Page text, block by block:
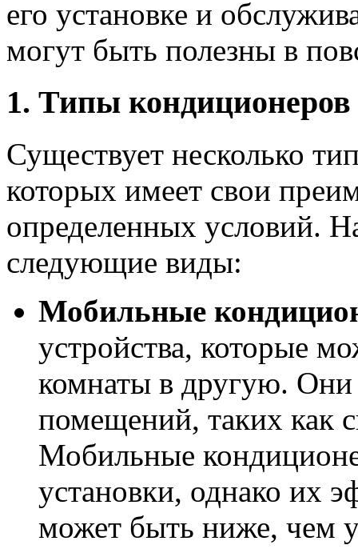
его установке и
могут быть полезны в
1. Типы кондиционеров
Существует несколько
которых имеет свои
определенных условий.
следующие виды:
Мобильные
устройства, которые
комнаты в другую.
помещений, таких как
Мобильные
установки, однако их
может быть ниже, чем